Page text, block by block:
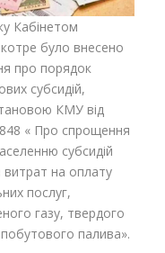
Кабінетом
було внесено
про порядок
субсидій,
КМУ від
« Про спрощення
субсидій
витрат на оплату
послуг,
газу, твердого
побутового палива».